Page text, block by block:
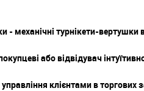
- механічні турнікети-
або відвідувач
клієнтами в торгових